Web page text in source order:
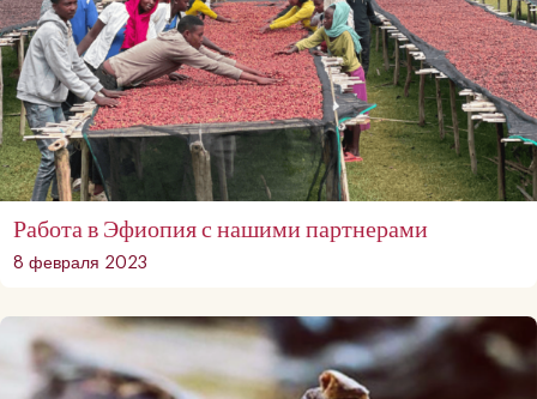
Работа в Эфиопия с нашими партнерами
8 февраля 2023